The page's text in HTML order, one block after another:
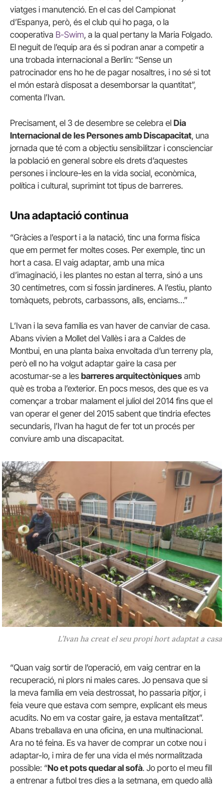
viatges i manutenció. En el cas del Campionat
d’Espanya, però, és el club qui ho paga, o la
cooperativa B-Swim, a la qual pertany la Maria Folgado.
El neguit de l’equip ara és si podran anar a competir a
una trobada internacional a Berlín: “Sense un
patrocinador ens ho he de pagar nosaltres, i no sé si tot
el món estarà disposat a desemborsar la quantitat”,
comenta l’Ivan.
Precisament, el 3 de desembre se celebra el Dia
Internacional de les Persones amb Discapacitat, una
jornada que té com a objectiu sensibilitzar i conscienciar
la població en general sobre els drets d’aquestes
persones i incloure-les en la vida social, econòmica,
política i cultural, suprimint tot tipus de barreres.
Una adaptació continua
“Gràcies a l’esport i a la natació, tinc una forma física
que em permet fer moltes coses. Per exemple, tinc un
hort a casa. El vaig adaptar, amb una mica
d’imaginació, i les plantes no estan al terra, sinó a uns
30 centímetres, com si fossin jardineres. A l’estiu, planto
tomàquets, pebrots, carbassons, alls, enciams…”
L’Ivan i la seva família es van haver de canviar de casa.
Abans vivien a Mollet del Vallès i ara a Caldes de
Montbui, en una planta baixa envoltada d’un terreny pla,
però ell no ha volgut adaptar gaire la casa per
acostumar-se a les barreres arquitectòniques amb
què es troba a l’exterior. En pocs mesos, des que es va
començar a trobar malament el juliol del 2014 fins que el
van operar el gener del 2015 sabent que tindria efectes
secundaris, l’Ivan ha hagut de fer tot un procés per
conviure amb una discapacitat.
L’Ivan ha creat el seu propi hort adaptat a casa
“Quan vaig sortir de l’operació, em vaig centrar en la
recuperació, ni plors ni males cares. Jo pensava que si
la meva família em veia destrossat, ho passaria pitjor, i
feia veure que estava com sempre, explicant els meus
acudits. No em va costar gaire, ja estava mentalitzat”.
Abans treballava en una oficina, en una multinacional.
Ara no té feina. Es va haver de comprar un cotxe nou i
adaptar-lo, i mira de fer una vida el més normalitzada
possible: “No et pots quedar al sofà. Jo porto el meu fill
a entrenar a futbol tres dies a la setmana, em quedo allà